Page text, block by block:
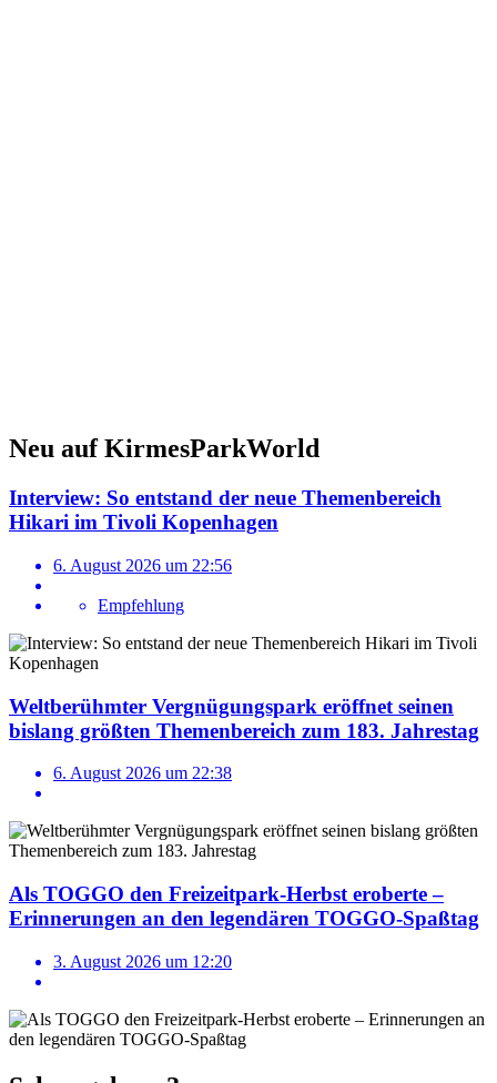
Neu auf KirmesParkWorld
Interview: So entstand der neue Themenbereich
Hikari im Tivoli Kopenhagen
6. August 2026 um 22:56
Empfehlung
Weltberühmter Vergnügungspark eröffnet seinen
bislang größten Themenbereich zum 183. Jahrestag
6. August 2026 um 22:38
Als TOGGO den Freizeitpark-Herbst eroberte –
Erinnerungen an den legendären TOGGO-Spaßtag
3. August 2026 um 12:20